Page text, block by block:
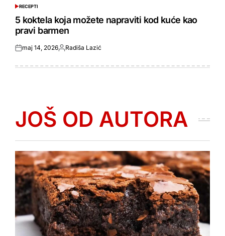
POSTED
IN
RECEPTI
5 koktela koja možete napraviti kod kuće kao
pravi barmen
Objavljeno
maj 14, 2026Objavio
Radiša Lazić
JOŠ OD AUTORA